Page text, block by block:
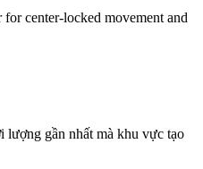
center-locked movement and
gần nhất mà khu vực tạo